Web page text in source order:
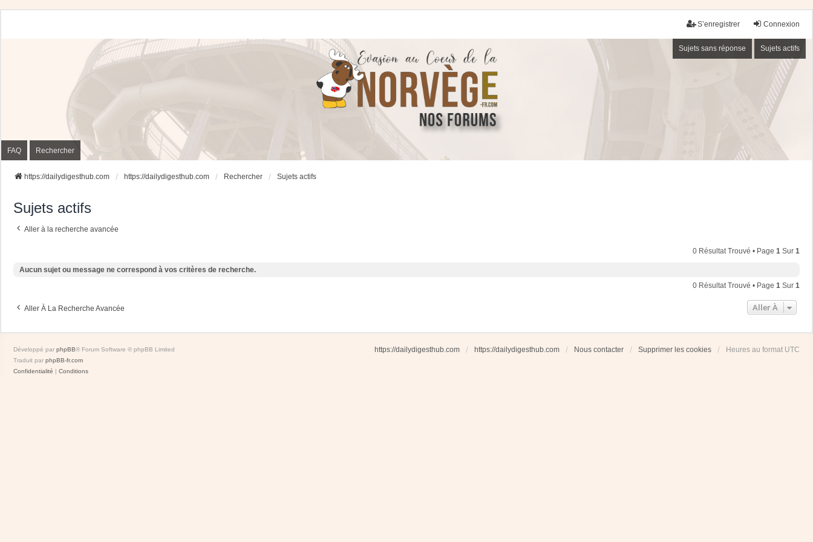
Connexion
S’enregistrer
Sujets sans réponse Sujets actifs
FAQ Rechercher
https://dailydigesthub.com https://dailydigesthub.com Rechercher Sujets actifs
Sujets actifs
Aller à la recherche avancée
0 Résultat Trouvé • Page 1 Sur 1
Aucun sujet ou message ne correspond à vos critères de recherche.
0 Résultat Trouvé • Page 1 Sur 1
Aller À La Recherche Avancée Aller À
https://dailydigesthub.com https://dailydigesthub.com Nous contacter Supprimer les cookies Heures au format UTC
Développé par phpBB® Forum Software © phpBB Limited
Traduit par phpBB-fr.com
Confidentialité | Conditions